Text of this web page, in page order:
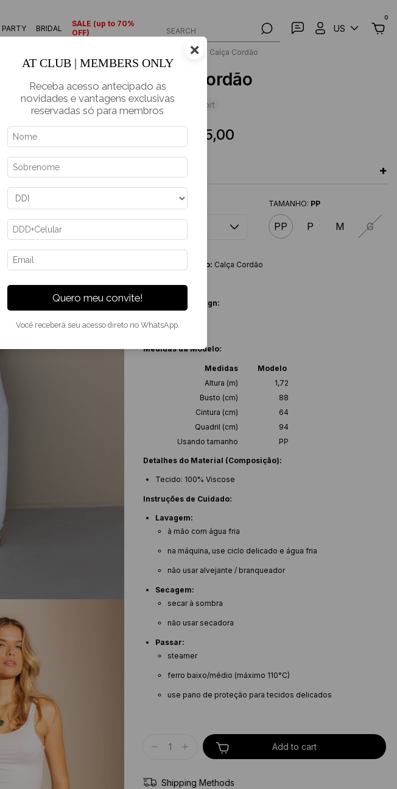
PARTY BRIDAL
SALE (up to 70%
OFF)
SEARCH US
0
Pants Calça Cordão
Calça Cordão
Casual Resort
€55,00
+
TAMANHO: PP
PP P M G
Nome do Produto: Calça Cordão
Categoria:Calça
Detalhes de Design:
Medidas da Modelo:
Medidas
Modelo
Altura (m)
1,72
Busto (cm)
88
Cintura (cm)
64
Quadril (cm)
94
Usando tamanho
PP
Detalhes do Material (Composição):
Tecido: 100% Viscose
Instruções de Cuidado:
Lavagem:
à mão com água fria
na máquina, use ciclo delicado e água fria
não usar alvejante / branqueador
Secagem:
secar à sombra
não usar secadora
Passar:
steamer
ferro baixo/médio (máximo 110°C)
use pano de proteção para tecidos delicados
Shipping Methods
×
AT CLUB | MEMBERS ONLY
Receba acesso antecipado às
novidades e vantagens exclusivas
reservadas só para membros
Quero meu convite!
Você receberá seu acesso direto no WhatsApp.